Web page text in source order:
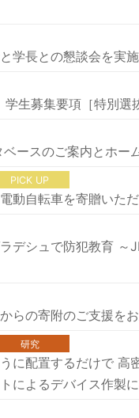
学長との懇談会を実
生募集要項［特別選
ースのご案内とホー
PICK UP
動自転車を寄贈いた
デシュで防犯教育 ～
らの寄附のご支援を
研究
に配置するだけで 高
によるデバイス作製